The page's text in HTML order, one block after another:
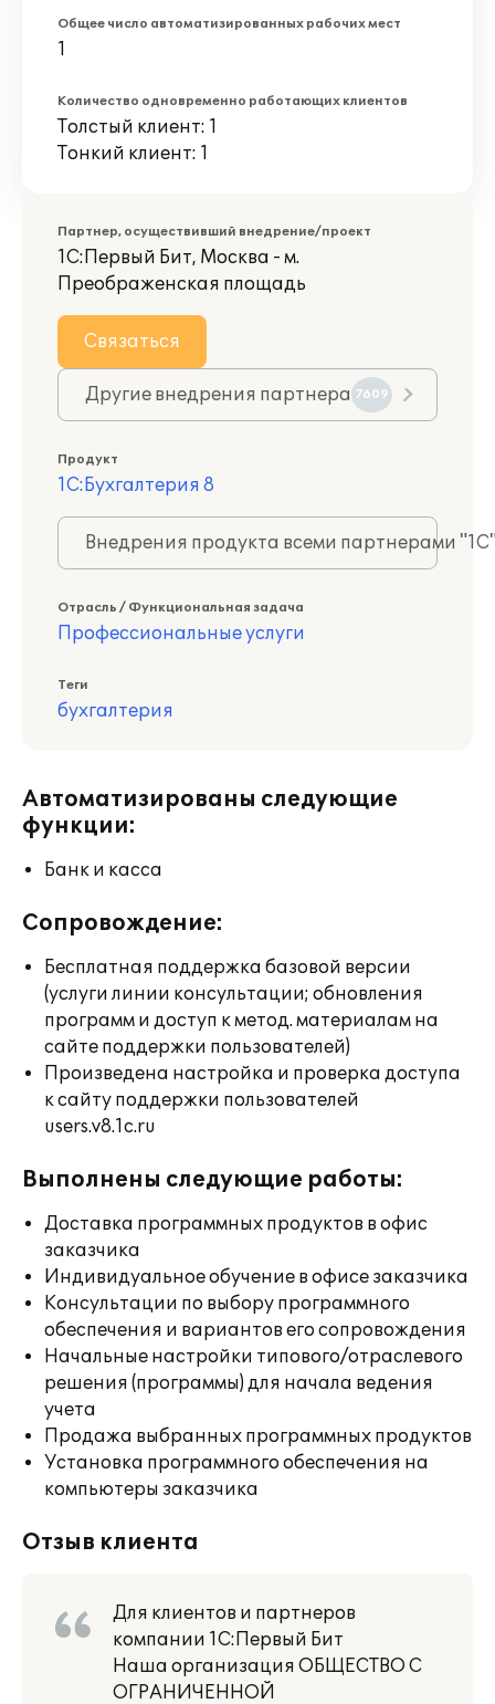
Общее число автоматизированных рабочих мест
1
Количество одновременно работающих клиентов
Толстый клиент: 1
Тонкий клиент: 1
Партнер, осуществивший внедрение/проект
1С:Первый Бит, Москва - м.
Преображенская площадь
Связаться
Другие внедрения партнера 7609
Продукт
1С:Бухгалтерия 8
Внедрения продукта всеми партнерами
Отрасль / Функциональная задача
Профессиональные услуги
Теги
бухгалтерия
Автоматизированы следующие
функции:
Банк и касса
Сопровождение:
Бесплатная поддержка базовой версии
(услуги линии консультации; обновления
программ и доступ к метод. материалам на
сайте поддержки пользователей)
Произведена настройка и проверка доступа
к сайту поддержки пользователей
users.v8.1c.ru
Выполнены следующие работы:
Доставка программных продуктов в офис
заказчика
Индивидуальное обучение в офисе заказчика
Консультации по выбору программного
обеспечения и вариантов его сопровождения
Начальные настройки типового/отраслевого
решения (программы) для начала ведения
учета
Продажа выбранных программных продуктов
Установка программного обеспечения на
компьютеры заказчика
Отзыв клиента
Для клиентов и партнеров
компании 1С:Первый Бит
Наша организация ОБЩЕСТВО С
ОГРАНИЧЕННОЙ